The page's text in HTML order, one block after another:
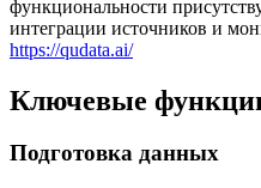
функциональности
интеграции источников и
https://qudata.ai/
Ключевые
Подготовка данных